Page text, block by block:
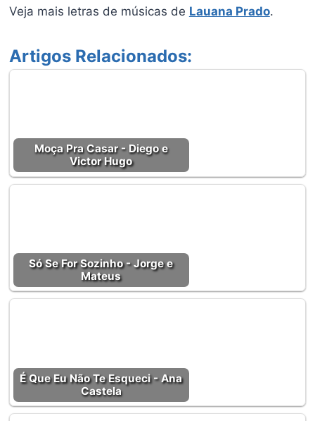
Veja mais letras de músicas de Lauana Prado.
Artigos Relacionados:
Moça Pra Casar - Diego e
Victor Hugo
Só Se For Sozinho - Jorge e
Mateus
É Que Eu Não Te Esqueci - Ana
Castela